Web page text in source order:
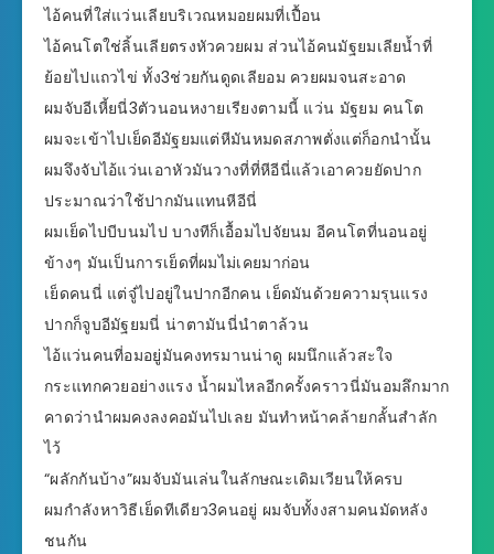
ไอ้คนที่ใส่แว่นเลียบริเวณหมอยผมที่เปื้อน
ไอ้คนโตใช่ลิ้นเลียตรงหัวควยผม ส่วนไอ้คนมัฐยมเลียน้ำที่
ย้อยไปแถวไข่ ทั้ง3ช่วยกันดูดเลียอม ควยผมจนสะอาด
ผมจับอีเหี้ยนี่3ตัวนอนหงายเรียงตามนี้ แว่น มัฐยม คนโต
ผมจะเข้าไปเย็ดอีมัฐยมแต่หีมันหมดสภาพตั่งแต่ก็อกนำนั้น
ผมจึงจับไอ้แว่นเอาหัวมันวางที่ที่หีอีนี่แล้วเอาควยยัดปาก
ประมาณว่าใช้ปากมันแทนหีอีนี่
ผมเย็ดไปบีบนมไป บางทีก็เอื้อมไปจัยนม อีคนโตที่นอนอยู่
ข้างๆ มันเป็นการเย็ดที่ผมไม่เคยมาก่อน
เย็ดคนนี่ แต่จู๋ไปอยู่ในปากอีกคน เย็ดมันด้วยความรุนแรง
ปากก็จูบอีมัฐยมนี่ น่าตามันนี่นำตาล้วน
ไอ้แว่นคนที่อมอยู่มันคงทรมานน่าดู ผมนึกแล้วสะใจ
กระแทกควยอย่างแรง น้ำผมไหลอีกครั้งคราวนี่มันอมลึกมาก
คาดว่านำผมคงลงคอมันไปเลย มันทำหน้าคล้ายกลั้นสำลัก
ไว้
“ผลักกันบ้าง”ผมจับมันเล่นในลักษณะเดิมเวียนให้ครบ
ผมกำลังหาวิธีเย็ดทีเดียว3คนอยู่ ผมจับทั้งงสามคนมัดหลัง
ชนกัน